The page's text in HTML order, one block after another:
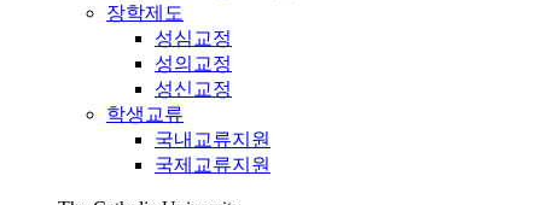
장학제도
성심교정
성의교정
성신교정
학생교류
국내교류지원
국제교류지원